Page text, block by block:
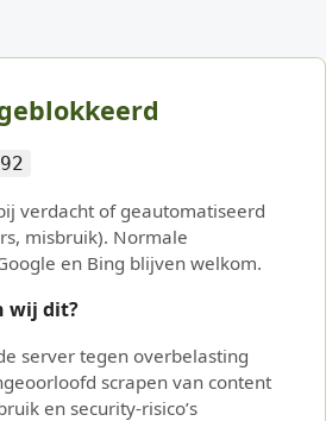
verdacht of geautomatiseerd
misbruik). Normale
en Bing blijven welkom.
wij dit?
server tegen overbelasting
scrapen van content
en security-risico’s